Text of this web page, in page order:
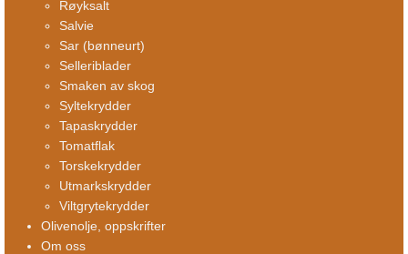
Røyksalt
Salvie
Sar (bønneurt)
Selleriblader
Smaken av skog
Syltekrydder
Tapaskrydder
Tomatflak
Torskekrydder
Utmarkskrydder
Viltgrytekrydder
Olivenolje, oppskrifter
Om oss